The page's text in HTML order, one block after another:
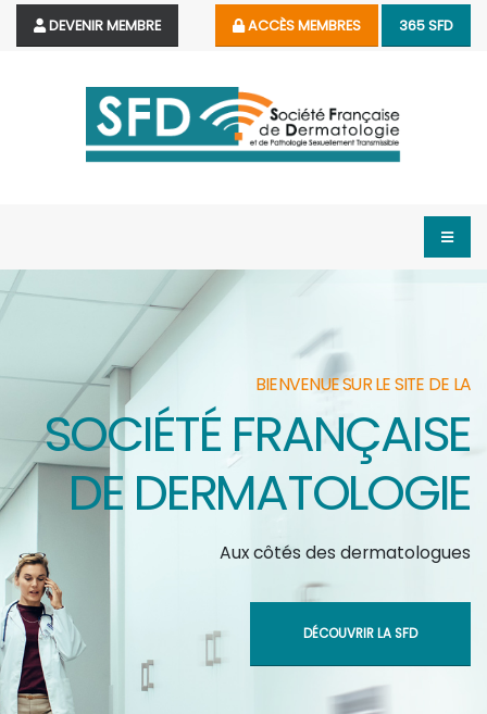
DEVENIR MEMBRE ACCÈS MEMBRES 365 SFD